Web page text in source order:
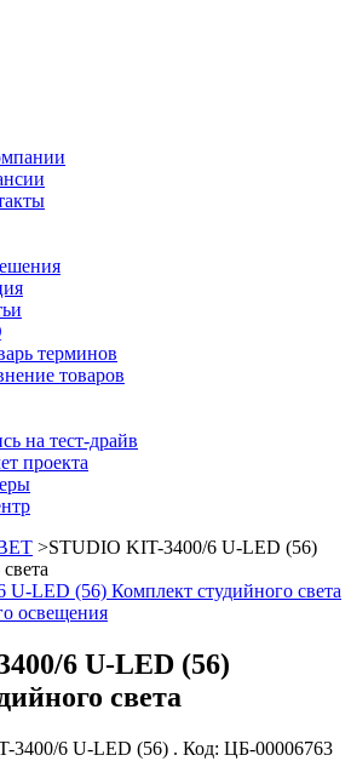
терминов
товаров
на тест-драйв
проекта
>STUDIO KIT-3400/6 U-LED (56)
освещения
6 U-LED (56)
света
3400/6 U-LED (56) . Код: ЦБ-00006763